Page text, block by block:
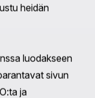
voivat
ja
voit